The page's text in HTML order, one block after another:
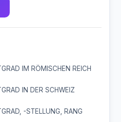
IM RÖMISCHEN REICH
IN DER SCHWEIZ
-STELLUNG, RANG